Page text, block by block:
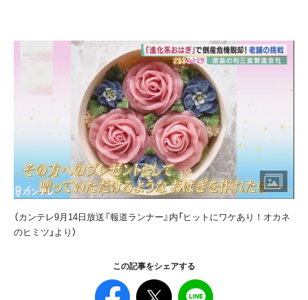
（カンテレ9月14日放送『報道ランナー』内「ヒットにワケあり！オカネ
のヒミツ」より）
この記事をシェアする